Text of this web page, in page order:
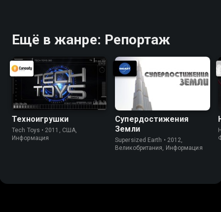
Ещё в жанре: Репортаж
Техноигрушки
Tech Toys • 2011, США,
Информация
Супердостижения
Земли
Supersized Earth • 2012,
Великобритания, Информация